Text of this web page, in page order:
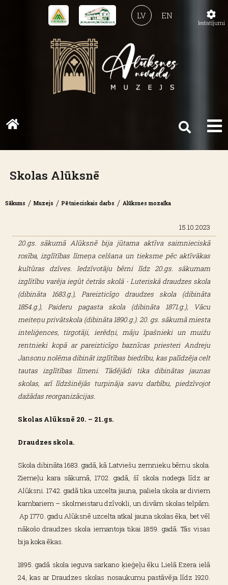
EN
LV
Skolas Alūksnē
Sākums / Muzejs / Pētnieciskais darbs / Alūksnes mozaīka
15.10.2023
20.gs. sākumā Alūksnē bija jūtama aktīva saimnieciskā
rosība, izglītības līmeņa celšana un tieksme pēc aktīvākas
kultūras dzīves. Iedzīvotāju bērni līdz 20.gs. sākumam
izglītību varēja iegūt četrās skolā - Luteriskā draudzes skola
(dibināta 1683.g.), Pareizticīgo draudzes skola (dibināta
1854.g.), Paideru pagasta skola (dibināta 1871.g.), Vācu
meiteņu privātskola (dibināta 1890.g.). 20. gs. sākumā miesta
inteliģences, tirgotāji, ierēdņi, māju īpašnieki un muižu
rentnieki kopā ar pareizticīgo baznīcas priesteri Andreju
Jansonu nolēma dibināt izglītības biedrību, kas palīdzēja celt
tautas izglītības līmeni. Tādējādi tika dibinātas jaunas
skolas, arī līdzšinējās turpināja savu darbību, piedzīvojot
dažādas reorganizācijas.
Skolas Alūksnē 20. – 21.gs.
Draudzes skola.
Skola dibināta 1683. gadā, kā Latviešu zemnieku bērnu skola.
Ziemeļu kara sākumā, 1702. gadā, šī skola nodega līdz ar
Alūksni. 1742. gadā tika uzcelta jauna, paliela skola ar diviem
kambariem – skolmeistaru dzīvokli, un divām skolas telpām.
Ap 1770. gadu Alūksnē uzcelta atkal jauna skolas ēka, bet vēl
nākošo draudzes skola iemantoja tikai 1859. gadā. Tās visas
bija koka ēkas.
1895. gadā skola ieguva sarkano ķieģeļu ēku Lielā Ezera ielā
24, kas ar Draudzes skolas nosaukumu pastāvēja līdz 1920.
Iestatījumi